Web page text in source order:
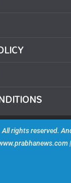
rights reserved.